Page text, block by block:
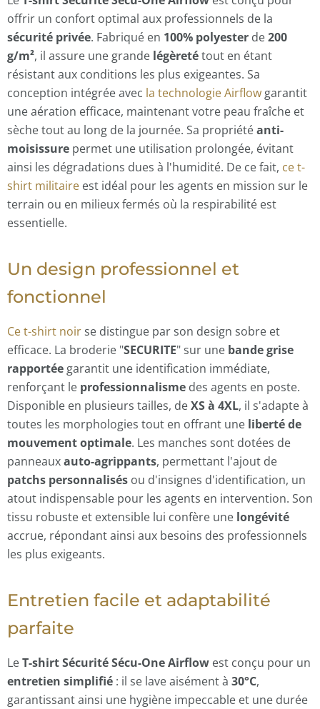
offrir un confort optimal aux professionnels de la
sécurité privée. Fabriqué en 100% polyester de200
g/m², il assure une grande légèretétout en étant
résistant aux conditions les plus exigeantes. Sa
conception intégrée avec la technologie Airflowgarantit
une aération efficace, maintenant votre peau fraîche et
sèchetout au long de la journée. Sa propriétéanti-
moisissure permet une utilisation prolongée, évitant
ainsi les dégradations dues à l'humidité. De ce fait, ce t-
shirt militaire est idéal pour les agents en mission sur le
terrain ou en milieux fermés où la respirabilité est
essentielle.
Un design professionnel et
fonctionnel
Ce t-shirt noir se distingue par son design sobre et
efficace. La broderie "SECURITE" sur une bande grise
rapportéegarantit une identification immédiate,
renforçant le professionnalisme des agents en poste.
Disponible en plusieurs tailles, deXS à 4XL, il s'adapte à
toutes les morphologies tout en offrant une liberté de
mouvement optimale. Les manches sont dotées de
panneauxauto-agrippants, permettant l'ajout de
patchs personnalisés ou d'insignes d'identification, un
atout indispensable pour les agents en intervention. Son
tissu robuste et extensible lui confère une longévité
accrue, répondant ainsi aux besoins des professionnels
les plus exigeants.
Entretien facile et adaptabilité
parfaite
LeT-shirt Sécurité Sécu-One Airflow est conçu pour un
entretien simplifié : il se lave aisément à 30°C,
garantissant ainsi une hygiène impeccable et une durée